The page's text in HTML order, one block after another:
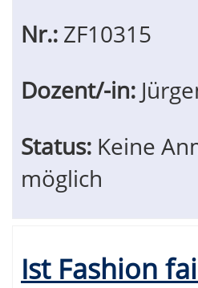
Nr.: ZF10315
Dozent/-in:
Status: Keine
möglich
Ist Fashion